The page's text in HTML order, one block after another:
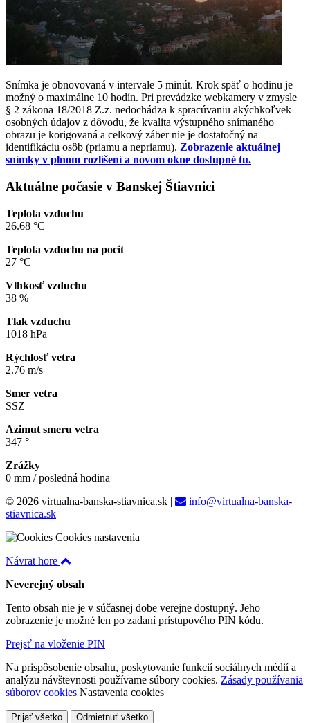
Snímka je obnovovaná v intervale 5 minút. Krok späť o hodinu je
možný o maximálne 10 hodín. Pri prevádzke webkamery v zmysle
§ 2 zákona 18/2018 Z.z. nedochádza k spracúvaniu akýchkoľvek
osobných údajov z dôvodu, že kvalita výstupného snímaného
obrazu je korigovaná a celkový záber nie je dostatočný na
identifikáciu osôb (priamu a nepriamu). Zobrazenie aktuálnej
snímky v plnom rozlíšení a novom okne dostupné tu.
Aktuálne počasie v Banskej Štiavnici
Teplota vzduchu
26.68 °C
Teplota vzduchu na pocit
27 °C
Vlhkosť vzduchu
38 %
Tlak vzduchu
1018 hPa
Rýchlosť vetra
2.76 m/s
Smer vetra
SSZ
Azimut smeru vetra
347 °
Zrážky
0 mm / posledná hodina
© 2026 virtualna-banska-stiavnica.sk |
info@virtualna-banska-
stiavnica.sk
Cookies nastavenia
Návrat hore
Neverejný obsah
Tento obsah nie je v súčasnej dobe verejne dostupný. Jeho
zobrazenie je možné len po zadaní prístupového PIN kódu.
Prejsť na vloženie PIN
Na prispôsobenie obsahu, poskytovanie funkcií sociálnych médií a
analýzu návštevnosti používame súbory cookies. Zásady používania
súborov cookies Nastavenia cookies
Prijať všetko Odmietnuť všetko